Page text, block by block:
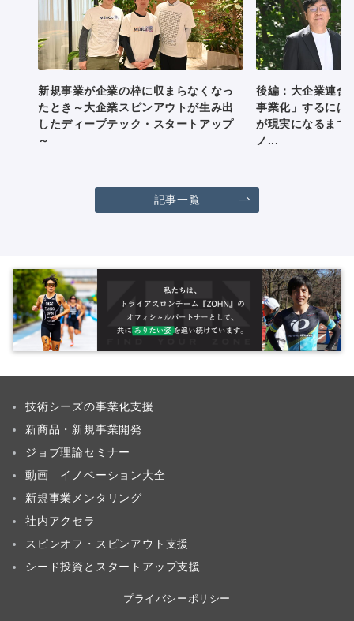
新規事業が企業の枠に収まらなくなっ
たとき～大企業スピンアウトが生み出
したディープテック・スタートアップ
～
後編：大企業連合
事業化」するに
が現実になるまで
ノ...
記事一覧
技術シーズの事業化支援
新商品・新規事業開発
ジョブ理論セミナー
動画 イノベーション大全
新規事業メンタリング
社内アクセラ
スピンオフ・スピンアウト支援
シード投資とスタートアップ支援
プライバシーポリシー